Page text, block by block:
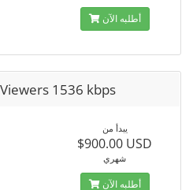
أطلبه الآن
1536 kbps
يبدأ من
$900.00 USD
شهري
أطلبه الآن